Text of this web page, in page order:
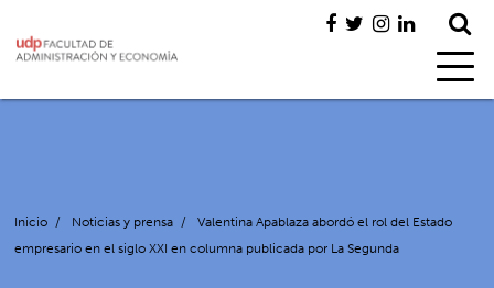
Inicio / Noticias y prensa /
Valentina Apablaza abordó el rol del Estado
empresario en el siglo XXI en columna publicada por La Segunda